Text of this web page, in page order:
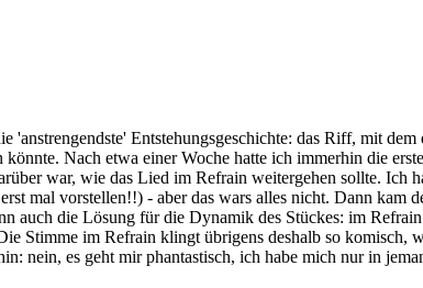
Entstehungsgeschichte: das Riff, mit
Nach etwa einer Woche hatte ich immerhin die
war, wie das Lied im Refrain weitergehen sollte. Ich
mal vorstellen!!) - aber das wars alles nicht. Dann kam
auch die Lösung für die Dynamik des Stückes: im
Stimme im Refrain klingt übrigens deshalb so
nein, es geht mir phantastisch, ich habe mich nur in